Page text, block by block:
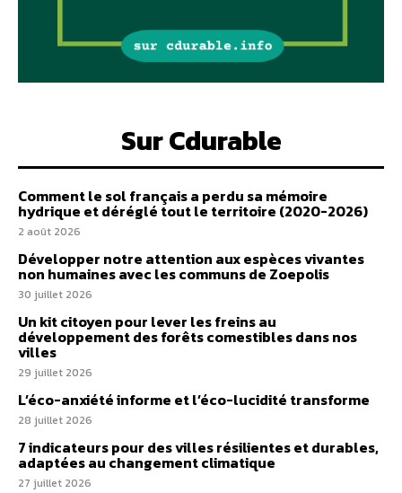
Sur Cdurable
Comment le sol français a perdu sa mémoire
hydrique et déréglé tout le territoire (2020-2026)
2 août 2026
Développer notre attention aux espèces vivantes
non humaines avec les communs de Zoepolis
30 juillet 2026
Un kit citoyen pour lever les freins au
développement des forêts comestibles dans nos
villes
29 juillet 2026
L’éco-anxiété informe et l’éco-lucidité transforme
28 juillet 2026
7 indicateurs pour des villes résilientes et durables,
adaptées au changement climatique
27 juillet 2026